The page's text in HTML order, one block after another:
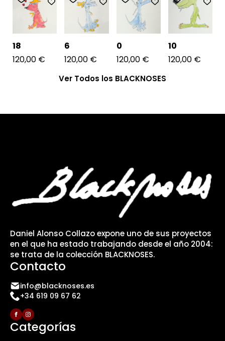
18
120,00 €
6
120,00 €
0
120,00 €
10
120,00 €
Ver Todos los BLACKNOSES
Daniel Alonso Collazo expone uno de sus proyectos
en el que ha estado trabajando desde el año 2004:
se trata de la colección BLACKNOSES.
Contacto
info@blacknoses.es
+34 619 09 67 62
Categorías